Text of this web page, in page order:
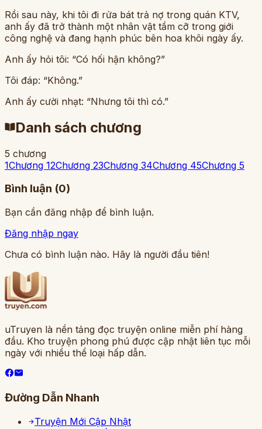
Rồi sau này, khi tôi đi rửa bát trả nợ trong quán KTV,
anh ấy đã trở thành một nhân vật tầm cỡ trong giới
công nghệ và đang hạnh phúc bên hoa khôi ngày ấy.
Anh ấy hỏi tôi: “Có hối hận không?”
Tôi đáp: “Không.”
Anh ấy cười nhạt: “Nhưng tôi thì có.”
Danh sách chương
5 chương
1Chương 12Chương 23Chương 34Chương 45Chương 5
Bình luận (0)
Bạn cần đăng nhập để bình luận.
Đăng nhập ngay
Chưa có bình luận nào. Hãy là người đầu tiên!
uTruyen là nền tảng đọc truyện online miễn phí hàng
đầu. Kho truyện phong phú được cập nhật liên tục mỗi
ngày với nhiều thể loại hấp dẫn.
Đường Dẫn Nhanh
Truyện Mới Cập Nhật